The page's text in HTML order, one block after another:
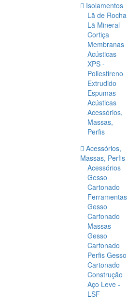
Isolamentos
Lã de Rocha
Lã Mineral
Cortiça
Membranas
Acústicas
XPS -
Poliestireno
Extrudido
Espumas
Acústicas
Acessórios,
Massas,
Perfis
Acessórios,
Massas, Perfis
Acessórios
Gesso
Cartonado
Ferramentas
Gesso
Cartonado
Massas
Gesso
Cartonado
Perfis Gesso
Cartonado
Construção
Aço Leve -
LSF